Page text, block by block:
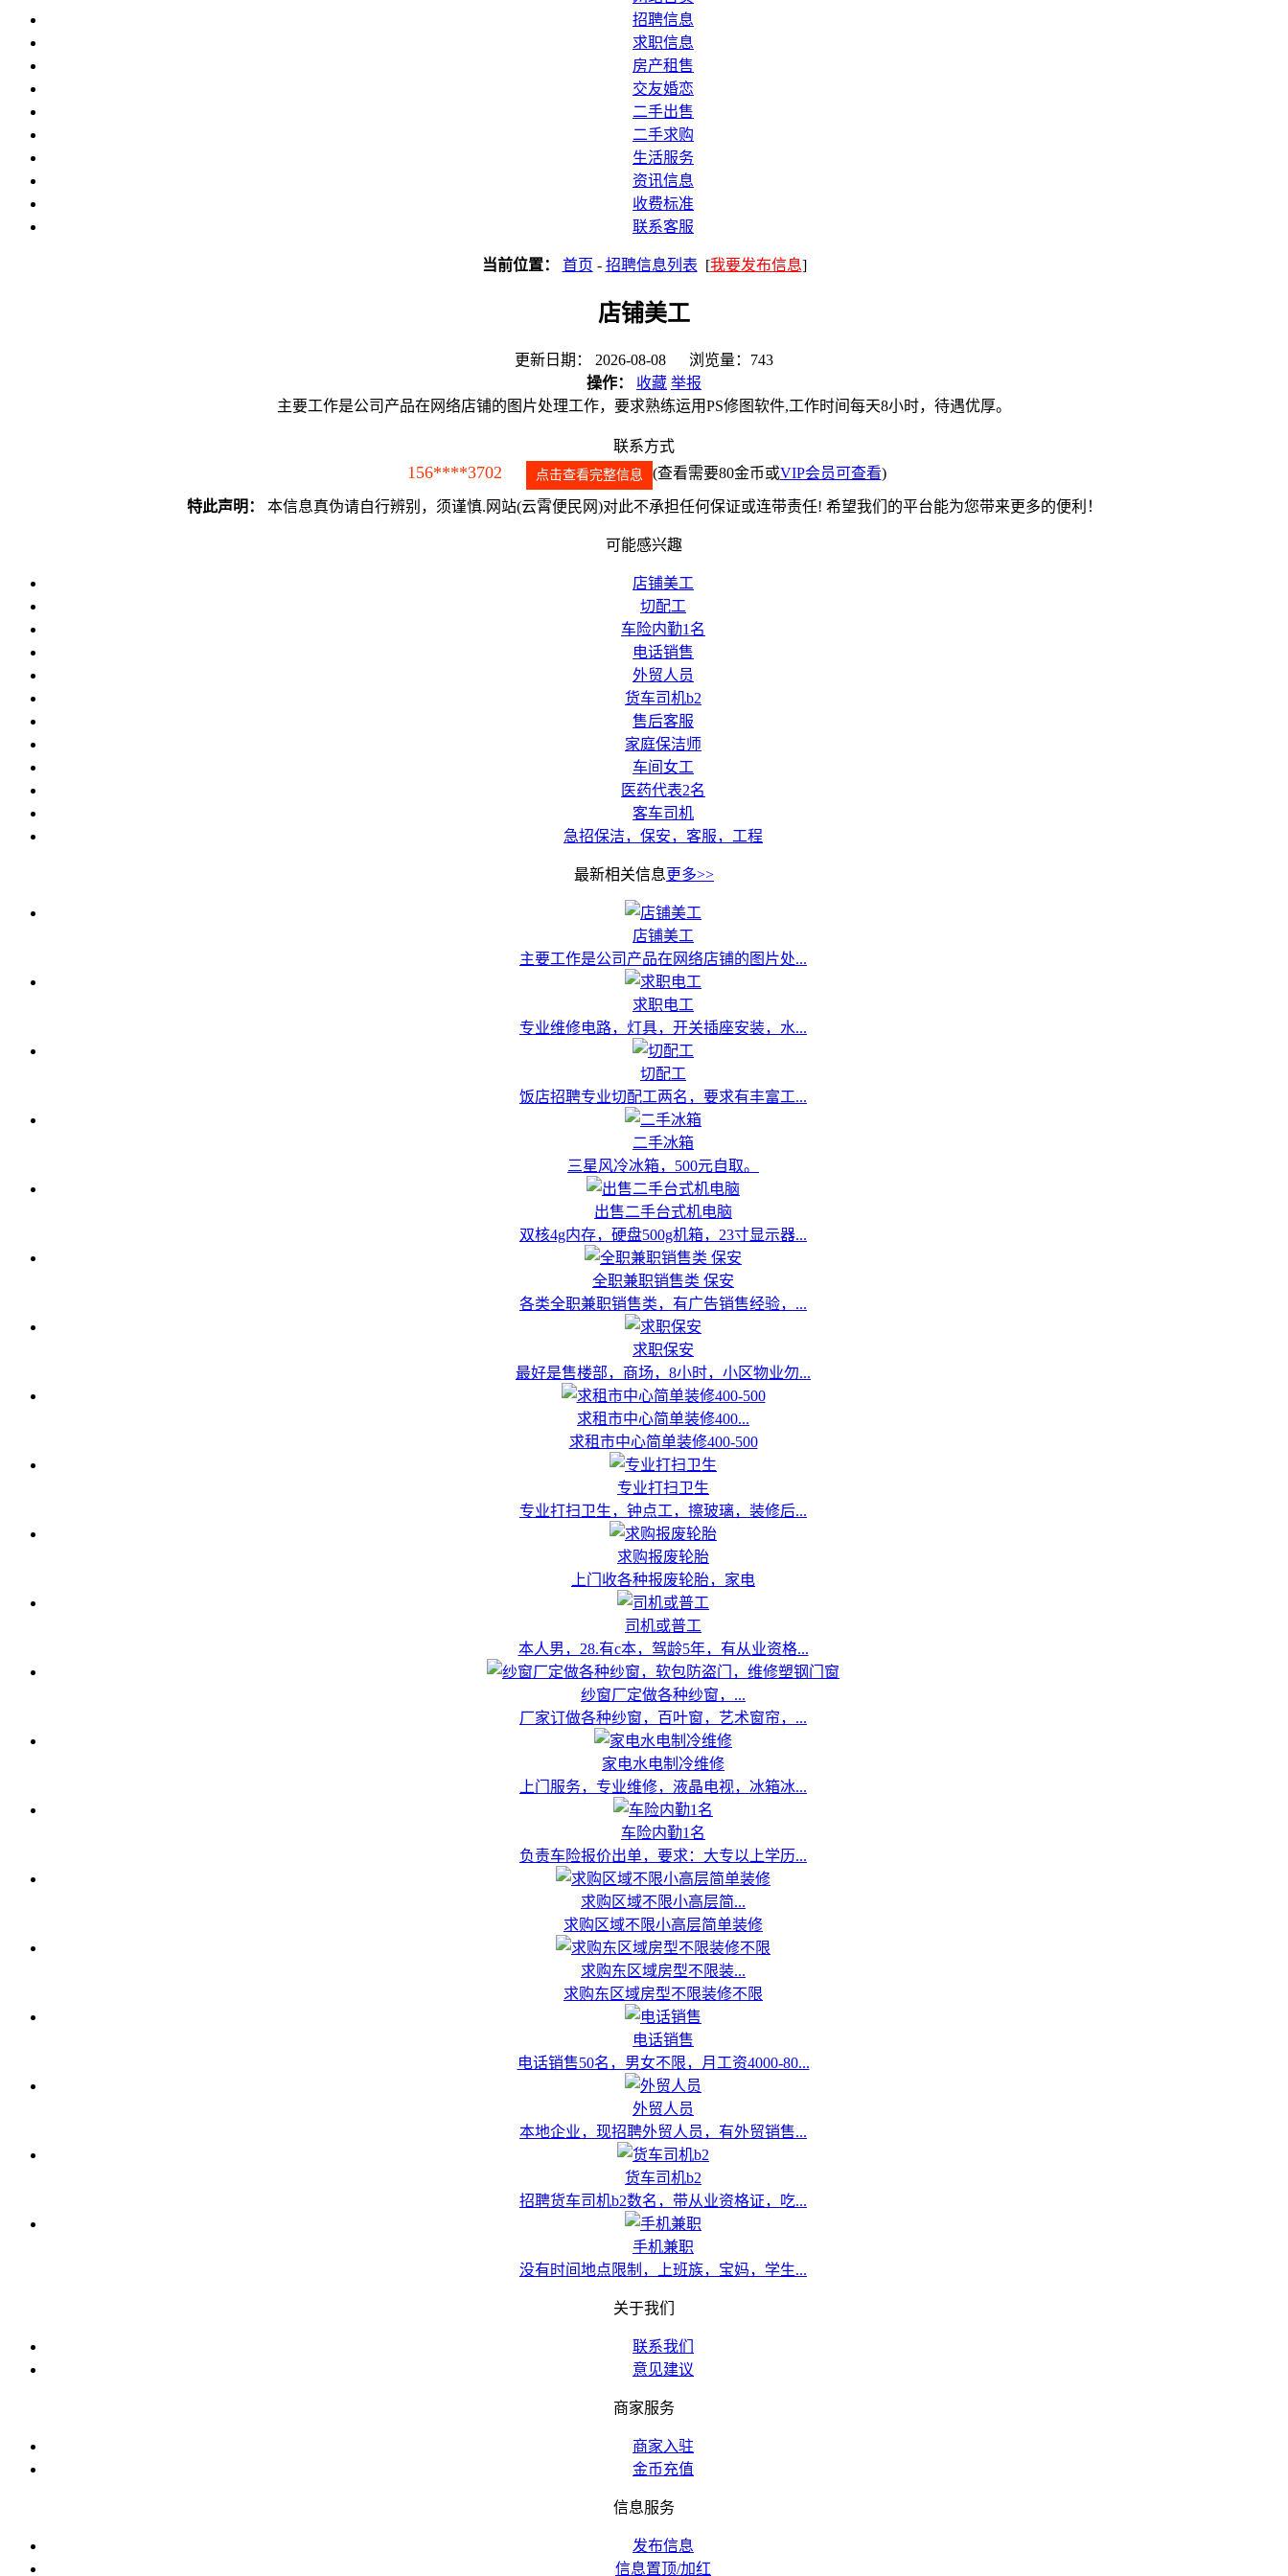
招聘信息
求职信息
房产租售
交友婚恋
二手出售
二手求购
生活服务
资讯信息
收费标准
联系客服
当前位置： 首页 - 招聘信息列表 [我要发布信息]
店铺美工
更新日期： 2026-08-08 浏览量：743
操作：
收藏 举报
主要工作是公司产品在网络店铺的图片处理工作，要求熟练运用PS修图软件,工作时间每天8小时，待遇优厚。
联系方式
156****3702 点击查看完整信息 (查看需要80金币或VIP会员可查看)
特此声明： 本信息真伪请自行辨别，须谨慎.网站(云霄便民网)对此不承担任何保证或连带责任! 希望我们的平台能为您带来更多的便利！
可能感兴趣
店铺美工
切配工
车险内勤1名
电话销售
外贸人员
货车司机b2
售后客服
家庭保洁师
车间女工
医药代表2名
客车司机
急招保洁，保安，客服，工程
最新相关信息更多>>
店铺美工
主要工作是公司产品在网络店铺的图片处...
求职电工
专业维修电路，灯具，开关插座安装，水...
切配工
饭店招聘专业切配工两名，要求有丰富工...
二手冰箱
三星风冷冰箱，500元自取。
出售二手台式机电脑
双核4g内存，硬盘500g机箱，23寸显示器...
全职兼职销售类 保安
各类全职兼职销售类，有广告销售经验，...
求职保安
最好是售楼部，商场，8小时，小区物业勿...
求租市中心简单装修400...
求租市中心简单装修400-500
专业打扫卫生
专业打扫卫生，钟点工，擦玻璃，装修后...
求购报废轮胎
上门收各种报废轮胎，家电
司机或普工
本人男，28.有c本，驾龄5年，有从业资格...
纱窗厂定做各种纱窗，...
厂家订做各种纱窗，百叶窗，艺术窗帘，...
家电水电制冷维修
上门服务，专业维修，液晶电视，冰箱冰...
车险内勤1名
负责车险报价出单，要求：大专以上学历...
求购区域不限小高层简...
求购区域不限小高层简单装修
求购东区域房型不限装...
求购东区域房型不限装修不限
电话销售
电话销售50名，男女不限，月工资4000-80...
外贸人员
本地企业，现招聘外贸人员，有外贸销售...
货车司机b2
招聘货车司机b2数名，带从业资格证，吃...
手机兼职
没有时间地点限制，上班族，宝妈，学生...
关于我们
联系我们
意见建议
商家服务
商家入驻
金币充值
信息服务
发布信息
信息置顶/加红